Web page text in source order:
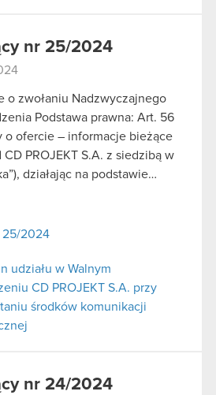
nr 25/2024
o zwołaniu Nadzwyczajnego
Podstawa prawna: Art. 56
o ofercie – informacje bieżące
PROJEKT S.A. z siedzibą w
działając na podstawie…
25/2024
udziału w Walnym
CD PROJEKT S.A. przy
środków komunikacji
nr 24/2024